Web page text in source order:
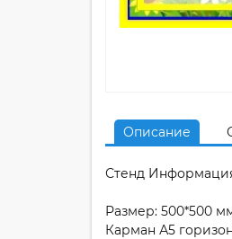
Описание
Стенд
Размер: 500*500
Карман А5